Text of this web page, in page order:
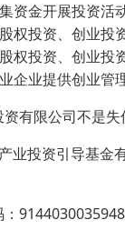
资金开展投资活
权投资、创业投
权投资、创业投
企业提供创业管
有限公司不是失
业投资引导基金